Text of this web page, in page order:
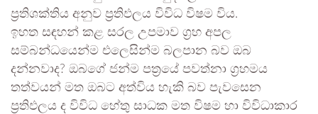
ප්‍රතිශක්තිය අනුව ප්‍රතිඵලය විවිධ විෂම විය.
ඉහත සඳහන් කළ සරල උපමාව ග්‍රහ අපල
සම්බන්ධයෙන්ම එලෙසින්ම බලපාන බව ඔබ
දන්නවාද? ඔබගේ ජන්ම පත්‍රයේ පවත්නා ග්‍රහමය
තත්වයන් මත ඔබට අත්විය හැකි බව පැවසෙන
ප්‍රතිඵලය ද විවිධ හේතු සාධක මත විෂම හා විවිධාකාර